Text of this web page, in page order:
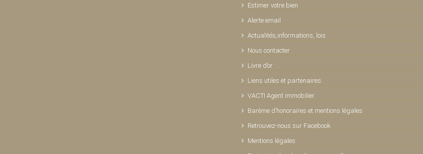
Estimer votre bien
Alerte email
Actualités,informations, lois
Nous contacter
Livre d’or
Liens utiles et partenaires
VACTI Agent immobilier
Barème d’honoraires et mentions légales
Retrouvez-nous sur Facebook
Mentions légales